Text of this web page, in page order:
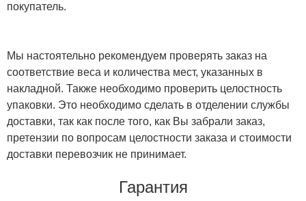
покупатель.
Мы настоятельно рекомендуем проверять заказ на
соответствие веса и количества мест, указанных в
накладной. Также необходимо проверить целостность
упаковки. Это необходимо сделать в отделении службы
доставки, так как после того, как Вы забрали заказ,
претензии по вопросам целостности заказа и стоимости
доставки перевозчик не принимает.
Гарантия